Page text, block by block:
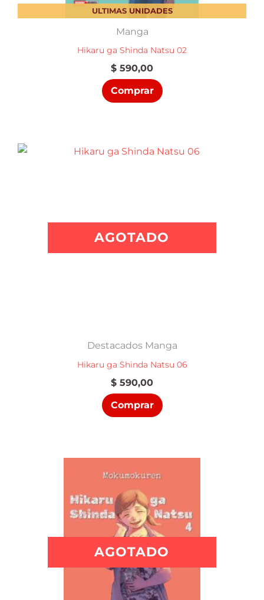
ULTIMAS UNIDADES
Manga
Hikaru ga Shinda Natsu 02
$ 590,00
Comprar
AGOTADO
Destacados Manga
Hikaru ga Shinda Natsu 06
$ 590,00
Comprar
AGOTADO